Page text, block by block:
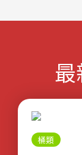
最
桶類